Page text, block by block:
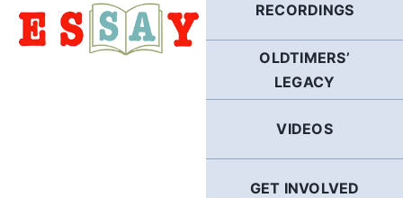
RECORDINGS
OLDTIMERS’
LEGACY
VIDEOS
GET INVOLVED